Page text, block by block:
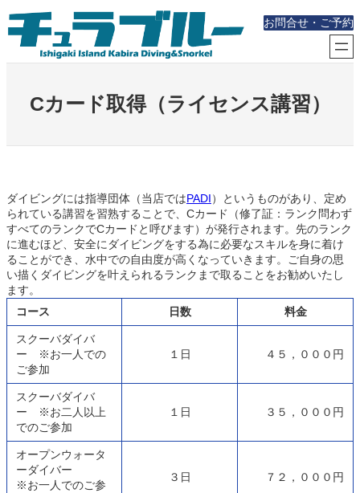
内
容
お問合せ・ご予約
Cカード取得（ライセンス講習）
ダイビングには指導団体（当店ではPADI）というものがあり、定め
られている講習を習熟することで、Cカード（修了証：ランク問わず
すべてのランクでCカードと呼びます）が発行されます。先のランク
に進むほど、安全にダイビングをする為に必要なスキルを身に着け
ることができ、水中での自由度が高くなっていきます。ご自身の思
い描くダイビングを叶えられるランクまで取ることをお勧めいたし
ます。
コース
日数 料金
スクーバダイバ
ー ※お一人での
ご参加
１日 ４５，０００円
スクーバダイバ
ー ※お二人以上
でのご参加
１日 ３５，０００円
オープンウォータ
ーダイバー
※お一人でのご参
３日 ７２，０００円